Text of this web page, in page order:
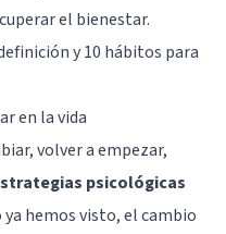
el bienestar.
y 10 hábitos para
en la vida
volver a empezar,
psicológicas
ya hemos visto, el cambio